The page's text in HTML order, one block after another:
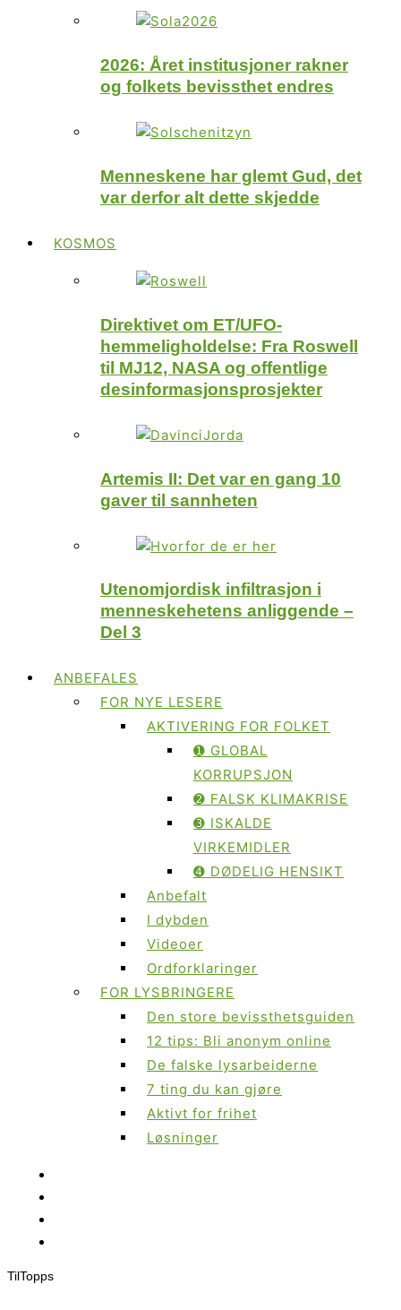
2026: Året institusjoner rakner
og folkets bevissthet endres
Menneskene har glemt Gud, det
var derfor alt dette skjedde
KOSMOS
Direktivet om ET/UFO-
hemmeligholdelse: Fra Roswell
til MJ12, NASA og offentlige
desinformasjonsprosjekter
Artemis II: Det var en gang 10
gaver til sannheten
Utenomjordisk infiltrasjon i
menneskehetens anliggende –
Del 3
ANBEFALES
FOR NYE LESERE
AKTIVERING FOR FOLKET
➊ GLOBAL
KORRUPSJON
➋ FALSK KLIMAKRISE
➌ ISKALDE
VIRKEMIDLER
➍ DØDELIG HENSIKT
Anbefalt
I dybden
Videoer
Ordforklaringer
FOR LYSBRINGERE
Den store bevissthetsguiden
12 tips: Bli anonym online
De falske lysarbeiderne
7 ting du kan gjøre
Aktivt for frihet
Løsninger
TilTopps